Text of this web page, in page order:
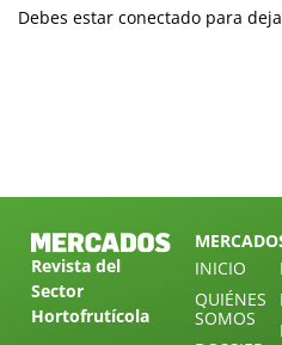
Debes estar conectado para
Revista del
Sector
Hortofrutícola
INICIO
QUIÉNES
SOMOS